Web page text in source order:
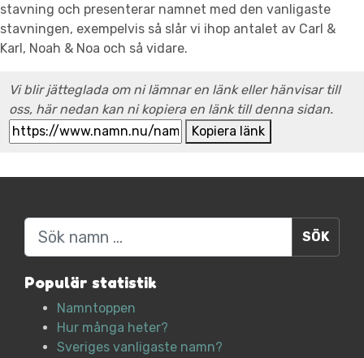
stavning och presenterar namnet med den vanligaste
stavningen, exempelvis så slår vi ihop antalet av Carl &
Karl, Noah & Noa och så vidare.
Vi blir jätteglada om ni lämnar en länk eller hänvisar till
oss, här nedan kan ni kopiera en länk till denna sidan.
Kopiera länk
Sök
Populär statistik
Namntoppen
Hur många heter?
Sveriges vanligaste namn?